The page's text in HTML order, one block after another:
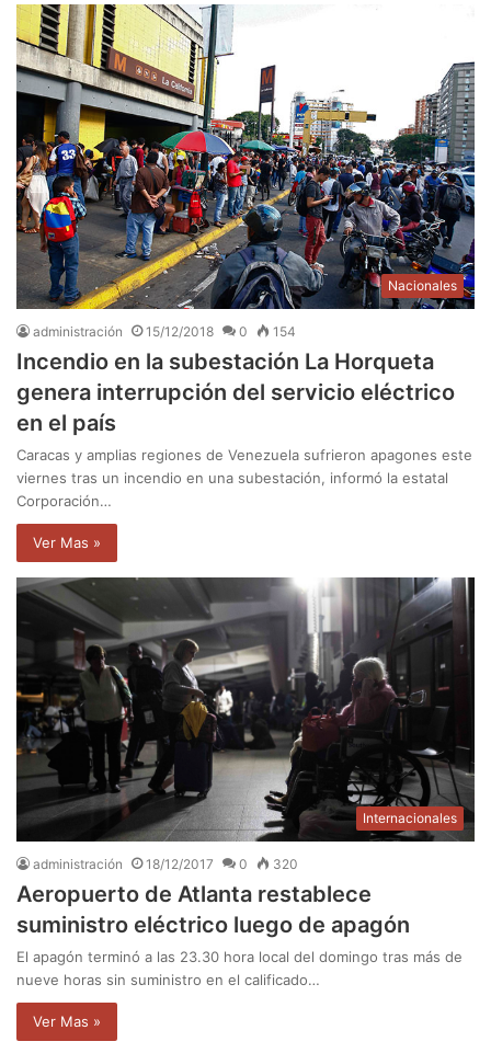
Nacionales
administración 15/12/2018 0 154
Incendio en la subestación La Horqueta
genera interrupción del servicio eléctrico
en el país
Caracas y amplias regiones de Venezuela sufrieron apagones este
viernes tras un incendio en una subestación, informó la estatal
Corporación…
Ver Mas »
Internacionales
administración 18/12/2017 0 320
Aeropuerto de Atlanta restablece
suministro eléctrico luego de apagón
El apagón terminó a las 23.30 hora local del domingo tras más de
nueve horas sin suministro en el calificado…
Ver Mas »